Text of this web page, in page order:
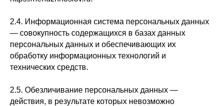
2.4. Информационная система персональных данных
— совокупность содержащихся в базах данных
персональных данных и обеспечивающих их
обработку информационных технологий и
технических средств.
2.5. Обезличивание персональных данных —
действия, в результате которых невозможно